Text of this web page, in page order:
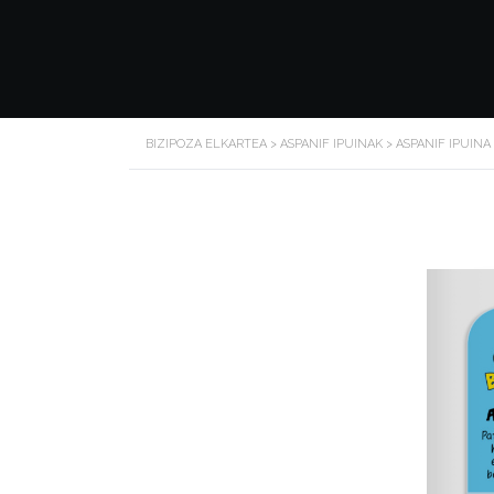
BIZIPOZA ELKARTEA > ASPANIF IPUINAK > ASPANIF IPUINA